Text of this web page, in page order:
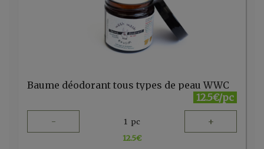
Baume déodorant tous types de peau WWC
12.5€/pc
- 1 pc +
12.5€